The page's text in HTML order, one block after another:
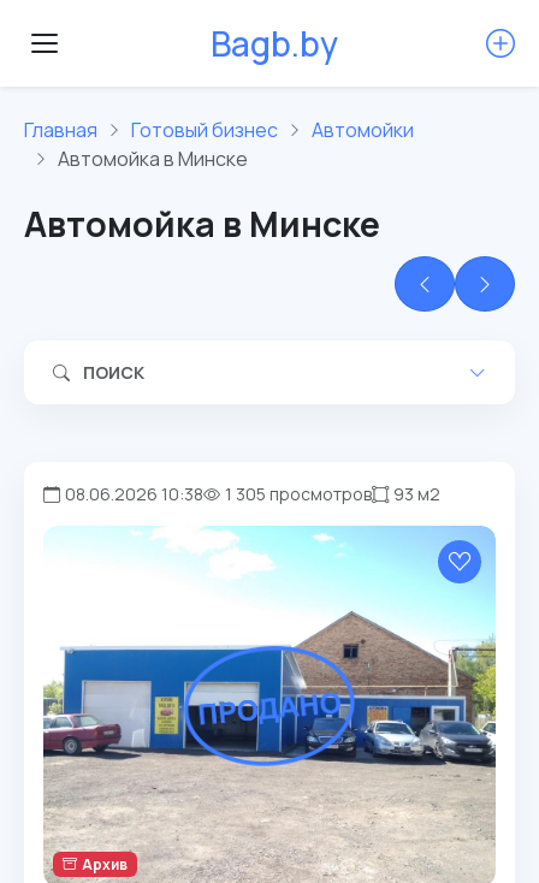
Bagb.by
Главная Готовый бизнес
Автомойки
Автомойка в Минске
Автомойка в Минске
ПОИСК
08.06.2026 10:38 1 305 просмотров 93 м2
Архив